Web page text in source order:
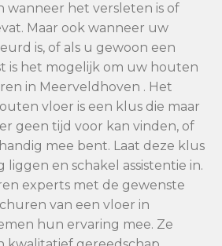
wanneer het versleten is of
Maar ook wanneer uw
is, of als u gewoon een
is het mogelijk om uw houten
in Meerveldhoven . Het
vloer is een klus die maar
geen tijd voor kan vinden, of
mee bent. Laat deze klus
liggen en schakel assistentie in.
experts met de gewenste
van een vloer in
hun ervaring mee. Ze